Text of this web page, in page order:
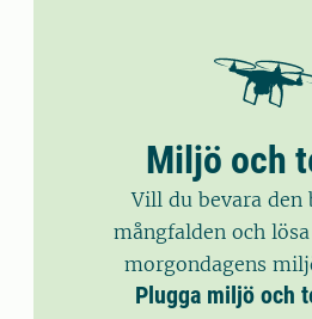
Miljö och
Vill du bevara den
mångfalden och
morgondagens
Plugga miljö och